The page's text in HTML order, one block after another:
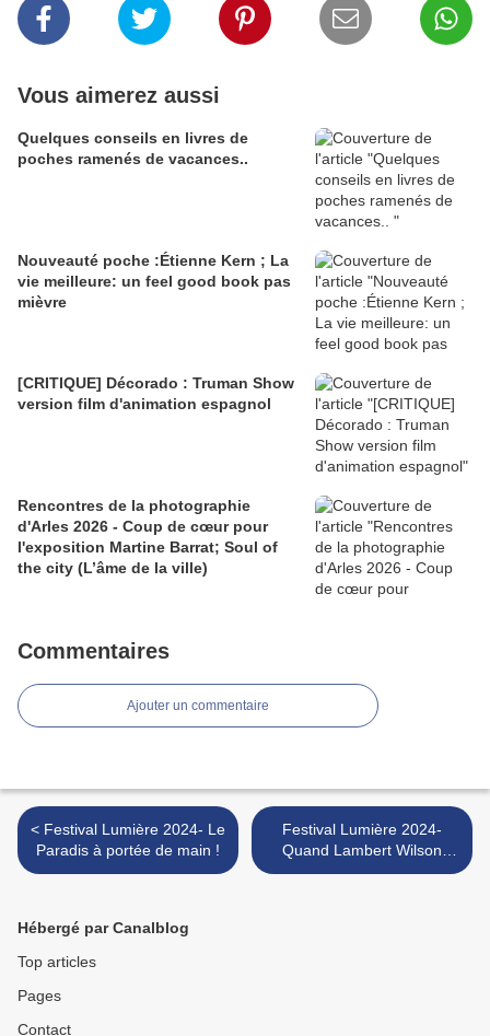
Vous aimerez aussi
Quelques conseils en livres de
poches ramenés de vacances..
Nouveauté poche :Étienne Kern ; La
vie meilleure: un feel good book pas
mièvre
[CRITIQUE] Décorado : Truman Show
version film d'animation espagnol
Rencontres de la photographie
d'Arles 2026 - Coup de cœur pour
l'exposition Martine Barrat; Soul of
the city (L’âme de la ville)
Commentaires
Ajouter un commentaire
< Festival Lumière 2024- Le
Paradis à portée de main !
Festival Lumière 2024-
Quand Lambert Wilson
présente les films de Fred
Hébergé par Canalblog
Top articles
Pages
Contact